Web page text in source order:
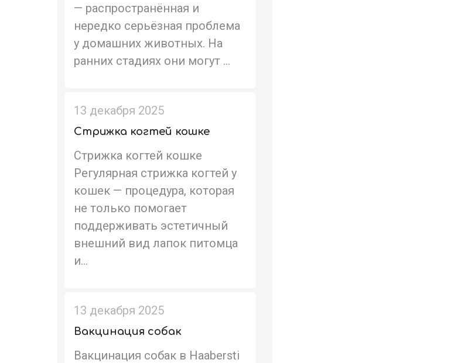
— распространённая и
нередко серьёзная проблема
у домашних животных. На
ранних стадиях они могут ...
13 декабря 2025
Стрижка когтей кошке
Стрижка когтей кошке
Регулярная стрижка когтей у
кошек — процедура, которая
не только помогает
поддерживать эстетичный
внешний вид лапок питомца
и...
13 декабря 2025
Вакцинация собак
Вакцинация собак в Haabersti